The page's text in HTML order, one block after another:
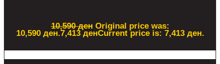
10,590ден Original price was:
10,590 ден.7,413денCurrent price is: 7,413 ден.